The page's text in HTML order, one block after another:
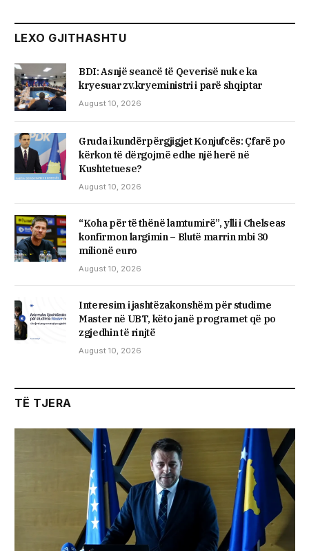
LEXO GJITHASHTU
BDI: Asnjë seancë të Qeverisë nuk e ka
kryesuar zv.kryeministri i parë shqiptar
August 10, 2026
Gruda i kundërpërgjigjet Konjufcës: Çfarë po
kërkon të dërgojmë edhe një herë në
Kushtetuese?
August 10, 2026
“Koha për të thënë lamtumirë”, ylli i Chelseas
konfirmon largimin – Blutë marrin mbi 30
milionë euro
August 10, 2026
Interesim i jashtëzakonshëm për studime
Master në UBT, këto janë programet që po
zgjedhin të rinjtë
August 10, 2026
TË TJERA